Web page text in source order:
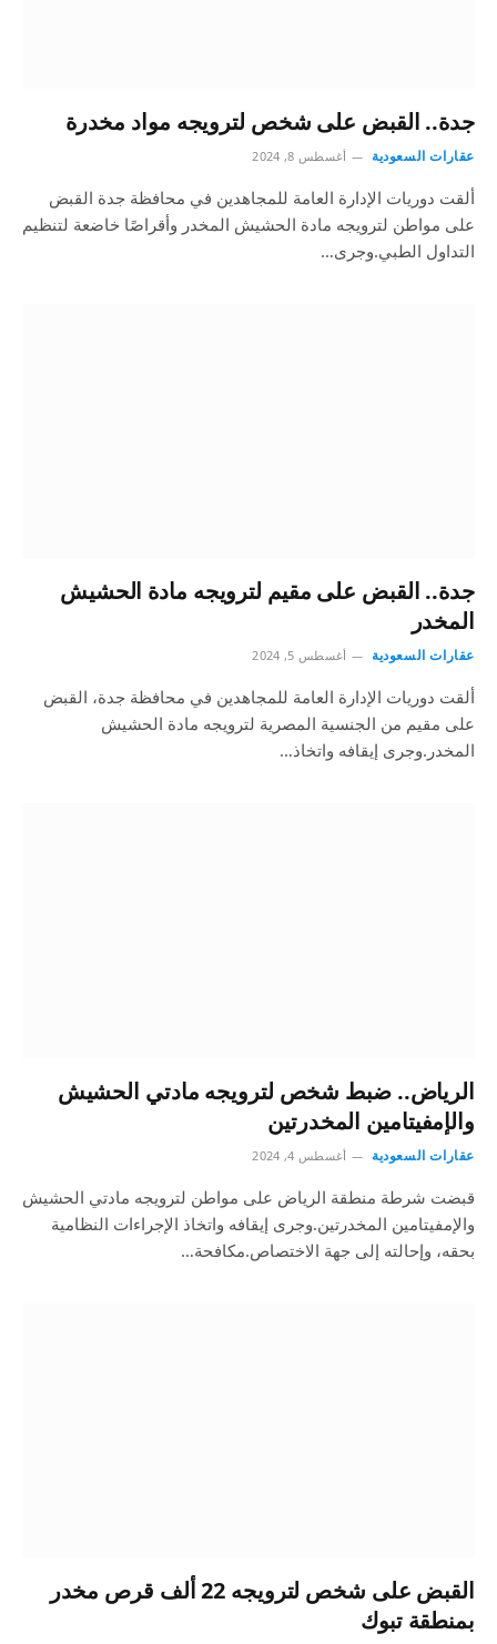
جدة.. القبض على شخص لترويجه مواد مخدرة
عقارات السعودية أغسطس 8, 2024
ألقت دوريات الإدارة العامة للمجاهدين في محافظة جدة القبض
على مواطن لترويجه مادة الحشيش المخدر وأقراصًا خاضعة لتنظيم
التداول الطبي.وجرى…
جدة.. القبض على مقيم لترويجه مادة الحشيش
المخدر
عقارات السعودية أغسطس 5, 2024
ألقت دوريات الإدارة العامة للمجاهدين في محافظة جدة، القبض
على مقيم من الجنسية المصرية لترويجه مادة الحشيش
المخدر.وجرى إيقافه واتخاذ…
الرياض.. ضبط شخص لترويجه مادتي الحشيش
والإمفيتامين المخدرتين
عقارات السعودية أغسطس 4, 2024
قبضت شرطة منطقة الرياض على مواطن لترويجه مادتي الحشيش
والإمفيتامين المخدرتين.وجرى إيقافه واتخاذ الإجراءات النظامية
بحقه، وإحالته إلى جهة الاختصاص.مكافحة…
القبض على شخص لترويجه 22 ألف قرص مخدر
بمنطقة تبوك